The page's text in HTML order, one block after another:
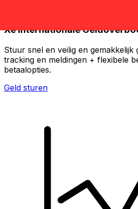
Xe Internationale
Stuur snel en veilig en gemakkelijk
tracking en meldingen + flexibele
betaalopties.
Geld sturen